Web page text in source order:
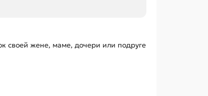
своей жене, маме, дочери или подруге